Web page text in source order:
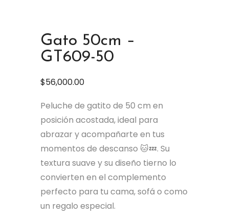
Gato 50cm –
GT609-50
$56,000.00
Peluche de gatito de 50 cm en
posición acostada, ideal para
abrazar y acompañarte en tus
momentos de descanso 🐱💤. Su
textura suave y su diseño tierno lo
convierten en el complemento
perfecto para tu cama, sofá o como
un regalo especial.